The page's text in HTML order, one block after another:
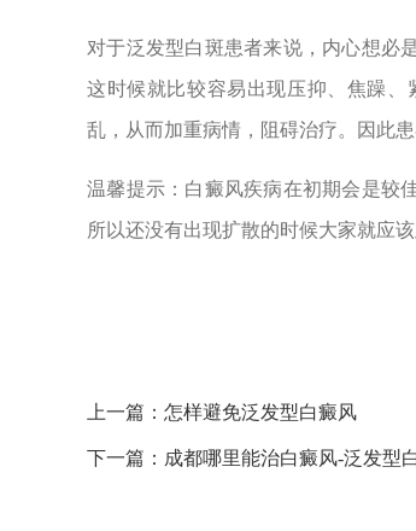
对于泛发型白斑患者来说，内心想必
这时候就比较容易出现压抑、焦躁
乱，从而加重病情，阻碍治疗。因此
温馨提示：白癜风疾病在初期会是较
所以还没有出现扩散的时候大家就应
上一篇： 怎样避免泛发型白癜风
下一篇： 成都哪里能治白癜风-泛发型